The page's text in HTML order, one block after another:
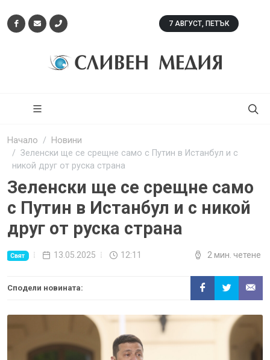
7 АВГУСТ, ПЕТЪК
Начало
Новини
Зеленски ще се срещне само с Путин в Истанбул и с
никой друг от руска страна
Зеленски ще се срещне само
с Путин в Истанбул и с никой
друг от руска страна
Свят 13.05.2025 12:11 2 мин. четене
Сподели новината: